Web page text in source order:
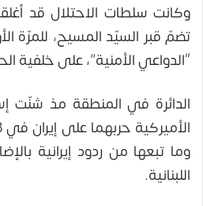
وكانت سلطات الاحتلال قد
تضمّ قبر السيّد المسيح، للمرّة
“الدواعي الأمنية”، على خلفية
الدائرة في المنطقة مذ شنّت
وما تبعها من ردود إيرانية
اللبنانية.